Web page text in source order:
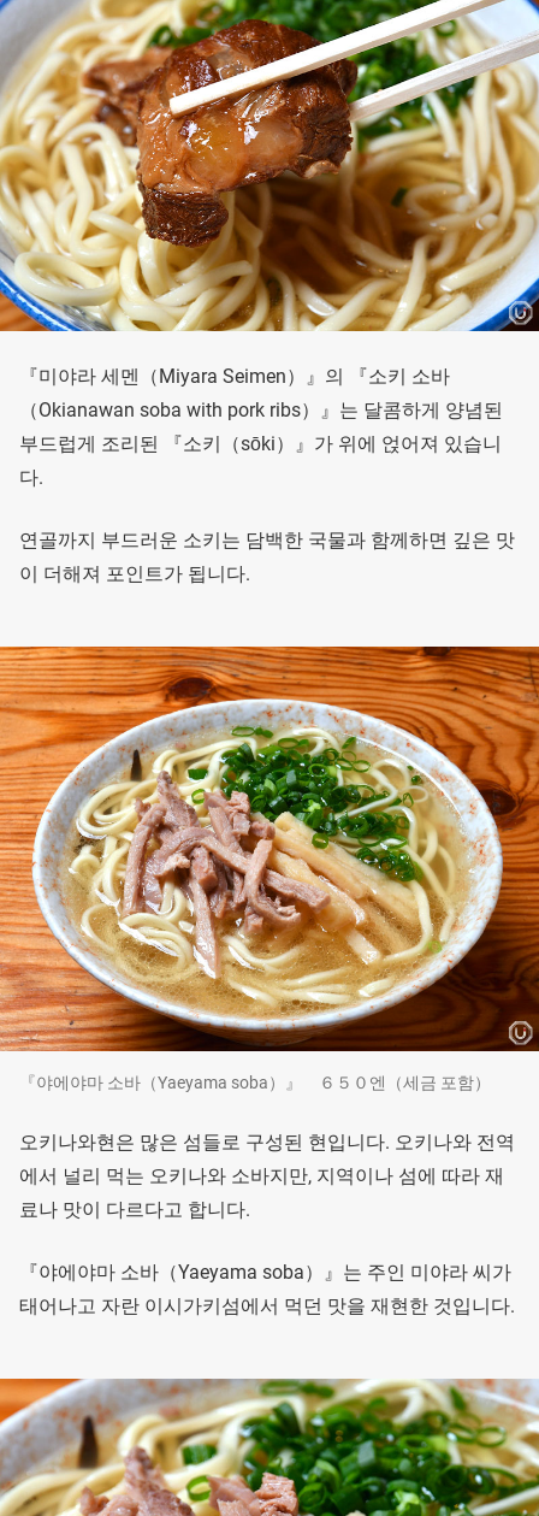
『미야라 세멘（Miyara Seimen）』의 『소키 소바
（Okianawan soba with pork ribs）』는 달콤하게 양념된
부드럽게 조리된 『소키（sōki）』가 위에 얹어져 있습니
다.
연골까지 부드러운 소키는 담백한 국물과 함께하면 깊은 맛
이 더해져 포인트가 됩니다.
『야에야마 소바（Yaeyama soba）』 ６５０엔（세금 포함）
오키나와현은 많은 섬들로 구성된 현입니다. 오키나와 전역
에서 널리 먹는 오키나와 소바지만, 지역이나 섬에 따라 재
료나 맛이 다르다고 합니다.
『야에야마 소바（Yaeyama soba）』는 주인 미야라 씨가
태어나고 자란 이시가키섬에서 먹던 맛을 재현한 것입니다.